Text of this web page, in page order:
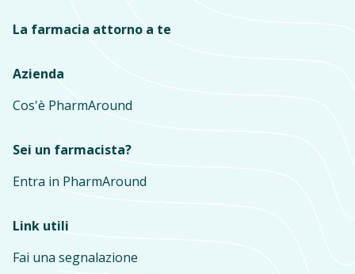
La farmacia attorno a te
Azienda
Cos'è PharmAround
Sei un farmacista?
Entra in PharmAround
Link utili
Fai una segnalazione